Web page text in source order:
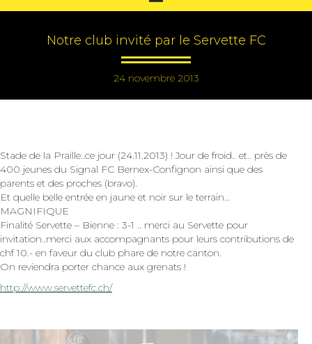
Notre club invité par le Servette FC
24 novembre 2013
Stade de la Praille..ce jour (24.11.2013) ! Jour de froid.. et.. près de
400 jeunes du Signal FC Bernex-Confignon ainsi que des
parents et des proches (bravo).
Et quelle belle entrée en jaune et noir sur le terrain…
MAGNIFIQUE
Finalité Servette – Bienne : 3-1 .. merci au Servette pour
invitation..merci aux accompagnants pour leurs contributions de
chf 10.- en faveur du club phare de notre canton.
On reviendra porter chance aux grenats !
http://www.servettefc.ch/